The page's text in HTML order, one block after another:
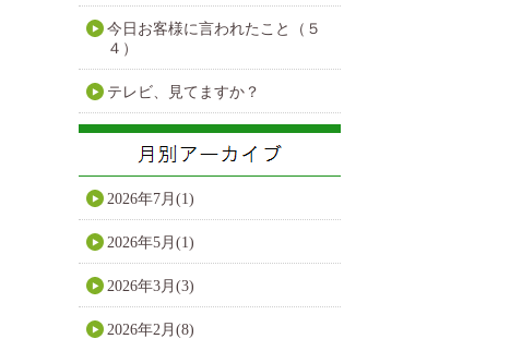
今日お客様に言われたこと（５
４）
テレビ、見てますか？
2026年7月(1)
2026年5月(1)
2026年3月(3)
2026年2月(8)